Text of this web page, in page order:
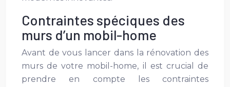
Contraintes spéciques des
murs d’un mobil-home
Avant de vous lancer dans la rénovation des
murs de votre mobil-home, il est crucial de
prendre en compte les contraintes